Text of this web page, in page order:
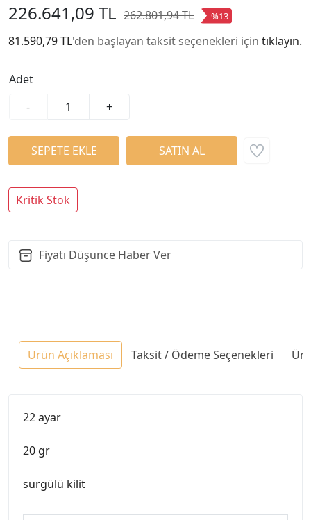
226.641,09 TL 262.801,94 TL %13
81.590,79 TL'den başlayan taksit seçenekleri için tıklayın.
Adet
-
+
Kritik Stok
Fiyatı Düşünce Haber Ver
Ürün Açıklaması Taksit / Ödeme Seçenekleri
22 ayar
20 gr
sürgülü kilit